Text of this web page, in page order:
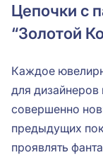
Цепочки с
“Золотой
Каждое
для дизайнеров
совершенно
предыдущих
проявлять